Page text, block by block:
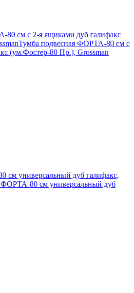
80 см с 2-я ящиками дуб галифакс
Тумба подвесная ФОРТА-80 см с
(ум.Фостер-80 Пр.), Grossman
универсальный дуб галифакс,
80 см универсальный дуб